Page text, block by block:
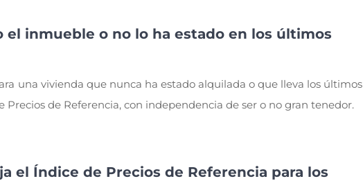
el inmueble o no lo ha estado en los últimos
una vivienda que nunca ha estado alquilada o que lleva los últimos
de Referencia, con independencia de ser o no gran tenedor.
el Índice de Precios de Referencia para los